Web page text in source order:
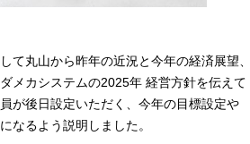
て丸山から昨年の近況と今年の経済展望
メカシステムの2025年 経営方針を伝えて
が後日設定いただく、今年の目標設定や
なるよう説明しました。